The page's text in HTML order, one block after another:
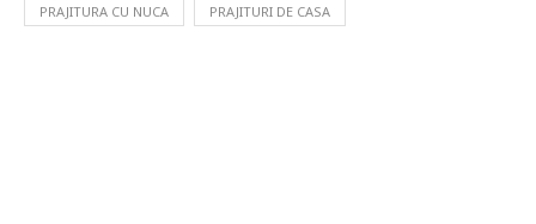
PRAJITURA CU NUCA PRAJITURI DE CASA